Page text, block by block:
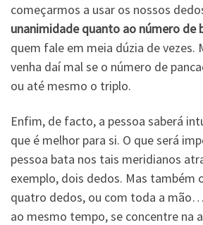
começarmos a usar os nossos
unanimidade quanto ao número de
quem fale em meia dúzia de vezes.
venha daí mal se o número de
ou até mesmo o triplo.
Enfim, de facto, a pessoa saberá
que é melhor para si. O que será
pessoa bata nos tais meridianos
exemplo, dois dedos. Mas também
quatro dedos, ou com toda a
ao mesmo tempo, se concentre na